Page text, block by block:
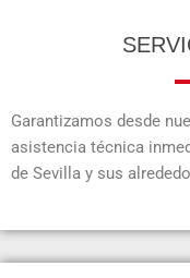
Garantizamos desde
asistencia técnica
de Sevilla y sus